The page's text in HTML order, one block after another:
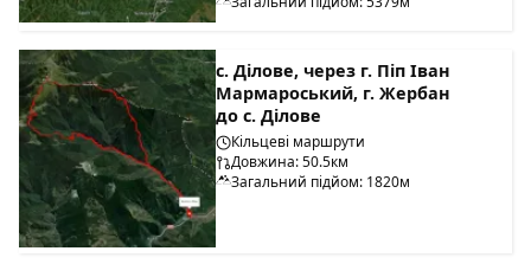
с. Ділове, через г. Піп Іван
Мармароський, г. Жербан
до с. Ділове
Кільцеві маршрути
Довжина: 50.5км
Загальний підйом: 1820м